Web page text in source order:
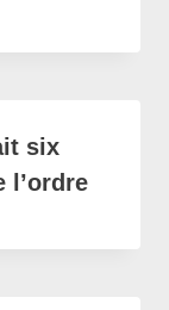
six
l’ordre